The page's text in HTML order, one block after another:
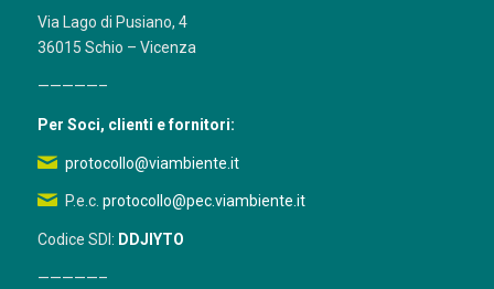
Via Lago di Pusiano, 4
36015 Schio – Vicenza
—————–
Per Soci, clienti e fornitori:
protocollo@viambiente.it
P.e.c. protocollo@pec.viambiente.it
Codice SDI: DDJIYTO
—————–